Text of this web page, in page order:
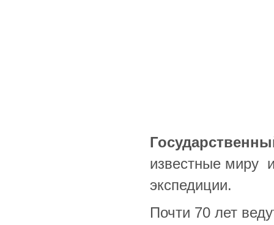
известные миру
экспедиции.
Почти 70 лет